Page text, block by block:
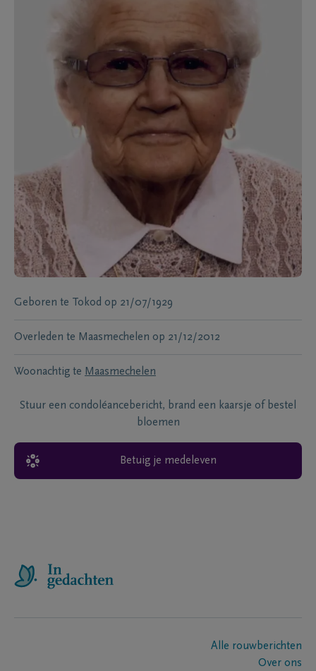
Geboren te Tokod op 21/07/1929
Overleden te Maasmechelen op 21/12/2012
Woonachtig te Maasmechelen
Stuur een condoléancebericht, brand een kaarsje of bestel
bloemen
Betuig je medeleven
Alle rouwberichten
Over ons